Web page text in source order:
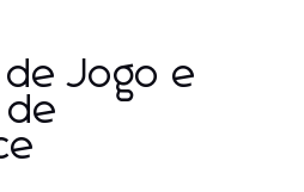
de Jogo e
de